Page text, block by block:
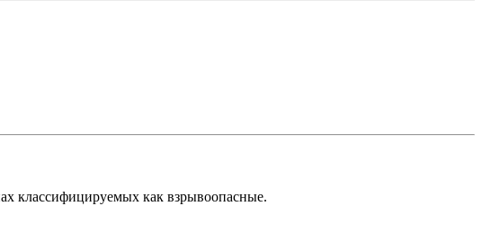
классифицируемых как взрывоопасные.